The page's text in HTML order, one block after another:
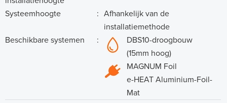
Systeemhoogte : Afhankelijk van de
installatiemethode
Beschikbare systemen
:
DBS10-droogbouw
(15mm hoog)
MAGNUM Foil
e-HEAT Aluminium-Foil-
Mat